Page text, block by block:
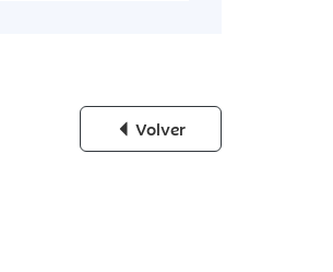
Volver